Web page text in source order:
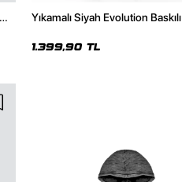
Yıkamalı Siyah Evolution Baskılı
1.399,90 TL